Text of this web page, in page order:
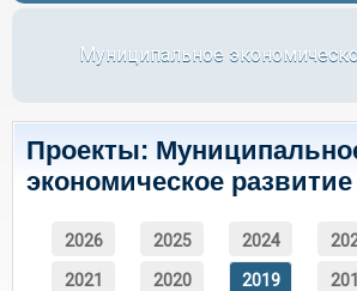
Муниципальное
Проекты:
экономическое развитие
2026 2025 2024
2021 2020 2019